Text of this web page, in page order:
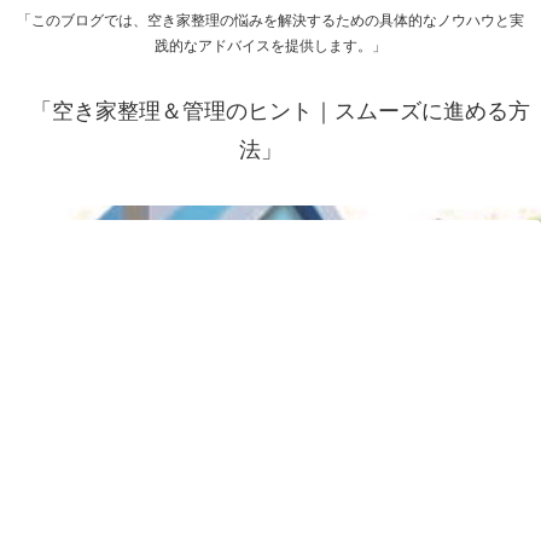
「このブログでは、空き家整理の悩みを解決するための具体的なノウハウと実
践的なアドバイスを提供します。」
「空き家整理＆管理のヒント｜スムーズに進める方
法」